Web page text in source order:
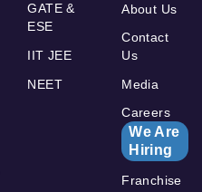
GATE &
ESE
IIT JEE
NEET
About Us
Contact
Us
Media
Careers
We Are
Hiring
Franchise